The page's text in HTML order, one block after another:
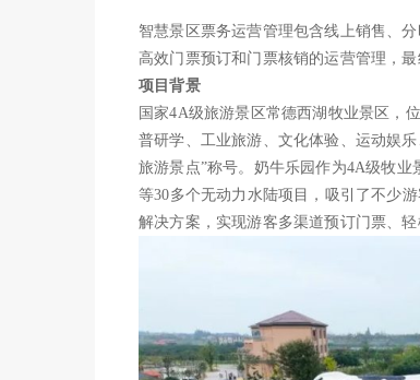
智慧景区票务运营管理包含线上销售、
高效门票预订和门票核销的运营管理，最
项目背景
国家4A级旅游景区常德西湖牧业景区，
普研学、工业旅游、文化体验、运动娱
旅游景点”称号。奶牛乐园作为4A级牧
等30多个无动力水陆项目，吸引了不少
解决方案，实现游客多渠道预订门票、轻